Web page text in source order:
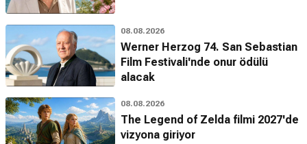
08.08.2026
Werner Herzog 74. San Sebastian
Film Festivali'nde onur ödülü
alacak
08.08.2026
The Legend of Zelda filmi 2027'de
vizyona giriyor